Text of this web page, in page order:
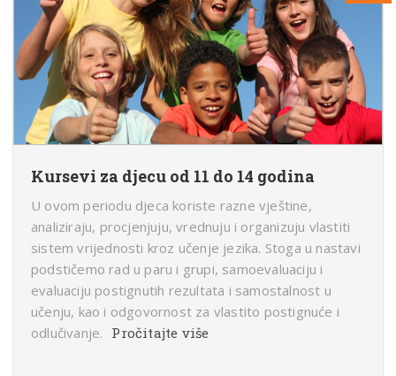
Kursevi za djecu od 11 do 14 godina
U ovom periodu djeca koriste razne vještine,
analiziraju, procjenjuju, vrednuju i organizuju vlastiti
sistem vrijednosti kroz učenje jezika. Stoga u nastavi
podstičemo rad u paru i grupi, samoevaluaciju i
evaluaciju postignutih rezultata i samostalnost u
učenju, kao i odgovornost za vlastito postignuće i
odlučivanje. Pročitajte više